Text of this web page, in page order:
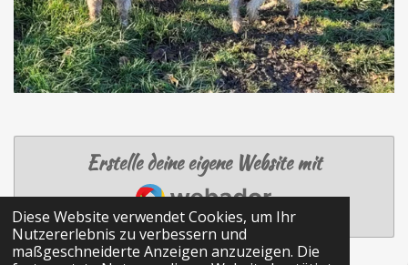
Diese Website verwendet Cookies, um Ihr
Nutzererlebnis zu verbessern und
maßgeschneiderte Anzeigen anzuzeigen. Die
Erstelle deine eigene Website mit
Webador